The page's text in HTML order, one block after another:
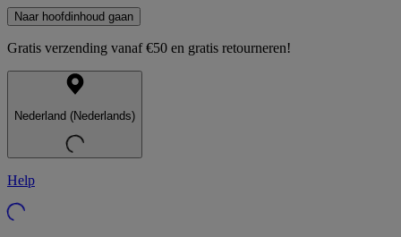
Naar hoofdinhoud gaan
Gratis verzending vanaf €50 en gratis retourneren!
Nederland (Nederlands)
Help